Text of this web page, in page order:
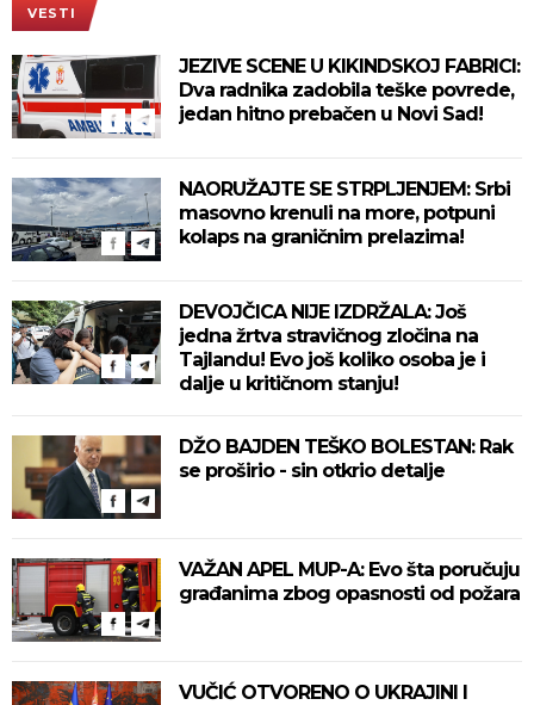
VESTI
JEZIVE SCENE U KIKINDSKOJ FABRICI:
Dva radnika zadobila teške povrede,
jedan hitno prebačen u Novi Sad!
NAORUŽAJTE SE STRPLJENJEM: Srbi
masovno krenuli na more, potpuni
kolaps na graničnim prelazima!
DEVOJČICA NIJE IZDRŽALA: Još
jedna žrtva stravičnog zločina na
Tajlandu! Evo još koliko osoba je i
dalje u kritičnom stanju!
DŽO BAJDEN TEŠKO BOLESTAN: Rak
se proširio - sin otkrio detalje
VAŽAN APEL MUP-A: Evo šta poručuju
građanima zbog opasnosti od požara
VUČIĆ OTVORENO O UKRAJINI I